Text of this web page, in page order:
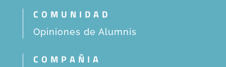
COMUNIDAD
Opiniones de Alumnis
COMPAÑIA